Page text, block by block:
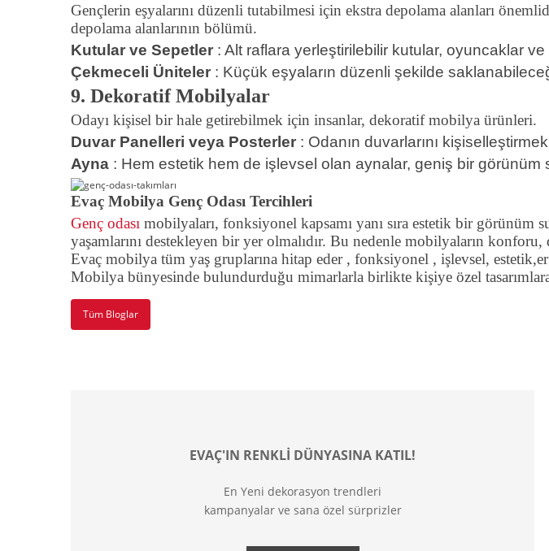
Gençlerin eşyalarını düzenli tutabilmesi için ekstra depolama alanları
depolama alanlarının bölümü.
Kutular ve Sepetler : Alt raflara yerleştirilebilir kutular, oyuncaklar
Çekmeceli Üniteler : Küçük eşyaların düzenli şekilde
9. Dekoratif Mobilyalar
Odayı kişisel bir hale getirebilmek için insanlar, dekoratif mobilya ürünleri.
Duvar Panelleri veya Posterler : Odanın duvarlarını
Ayna : Hem estetik hem de işlevsel olan aynalar, geniş bir görünüm
Evaç Mobilya Genç Odası Tercihleri
Genç odası mobilyaları, fonksiyonel kapsamı yanı sıra estetik bir görünüm
yaşamlarını destekleyen bir yer olmalıdır. Bu nedenle mobilyaların
Evaç mobilya tüm yaş gruplarına hitap eder , fonksiyonel , işlevsel,
Mobilya bünyesinde bulundurduğu mimarlarla birlikte kişiye özel
Tüm Bloglar
EVAÇ'IN RENKLİ DÜNYASINA KATIL!
En Yeni dekorasyon trendleri
kampanyalar ve sana özel sürprizler